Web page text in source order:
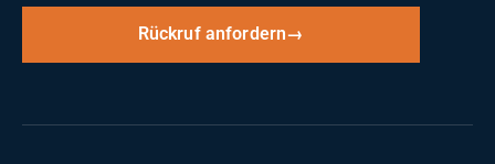
Rückruf anfordern